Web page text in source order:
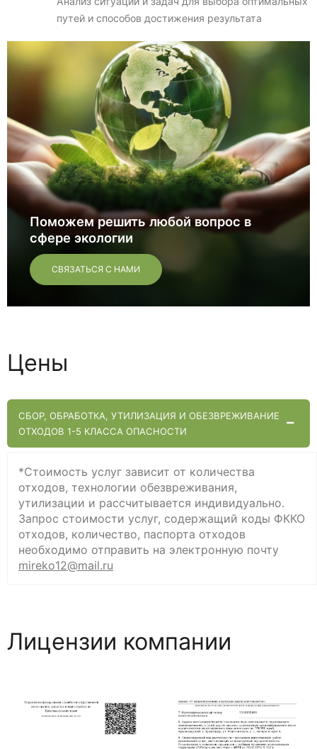
Поможем решить любой вопрос в
сфере экологии
СВЯЗАТЬСЯ С НАМИ
путей и способов достижения результата
Цены
CБОР, ОБРАБОТКА, УТИЛИЗАЦИЯ И ОБЕЗВРЕЖИВАНИЕ
ОТХОДОВ 1-5 КЛАССА ОПАСНОСТИ
*Стоимость услуг зависит от количества
отходов, технологии обезвреживания,
утилизации и рассчитывается индивидуально.
Запрос стоимости услуг, содержащий коды ФККО
отходов, количество, паспорта отходов
необходимо отправить на электроннyю почту
mireko12@mail.ru
Лицензии компании